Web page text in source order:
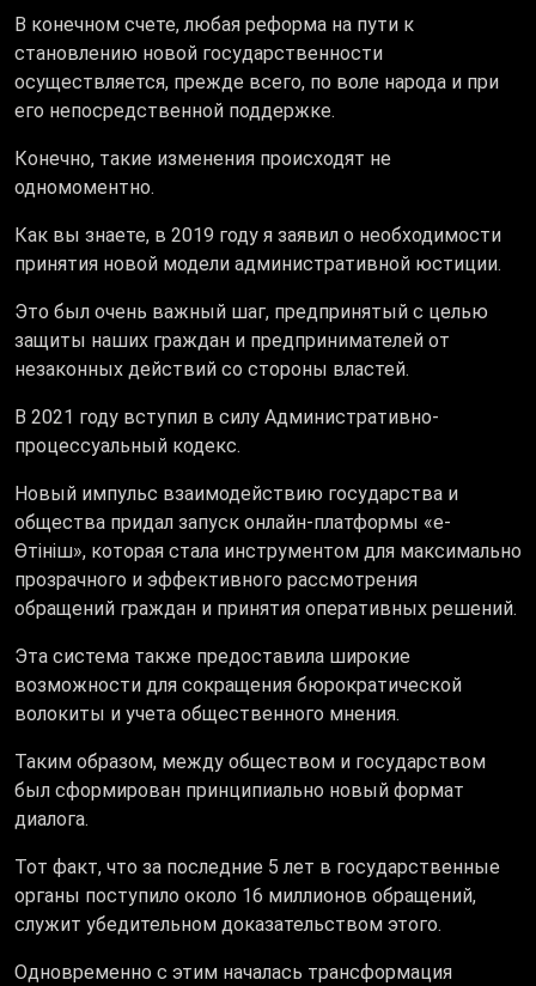
В конечном счете, любая реформа на пути к
становлению новой государственности
осуществляется, прежде всего, по воле народа и при
его непосредственной поддержке.
Конечно, такие изменения происходят не
одномоментно.
Как вы знаете, в 2019 году я заявил о необходимости
принятия новой модели административной юстиции.
Это был очень важный шаг, предпринятый с целью
защиты наших граждан и предпринимателей от
незаконных действий со стороны властей.
В 2021 году вступил в силу Административно-
процессуальный кодекс.
Новый импульс взаимодействию государства и
общества придал запуск онлайн-платформы «е-
Өтініш», которая стала инструментом для максимально
прозрачного и эффективного рассмотрения
обращений граждан и принятия оперативных решений.
Эта система также предоставила широкие
возможности для сокращения бюрократической
волокиты и учета общественного мнения.
Таким образом, между обществом и государством
был сформирован принципиально новый формат
диалога.
Тот факт, что за последние 5 лет в государственные
органы поступило около 16 миллионов обращений,
служит убедительном доказательством этого.
Одновременно с этим началась трансформация